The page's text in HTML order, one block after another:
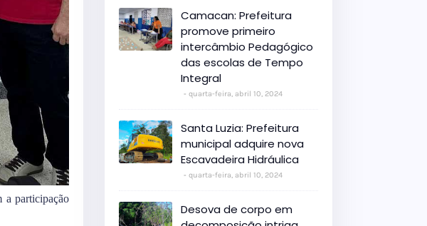
a participação
Camacan: Prefeitura
promove primeiro
intercâmbio Pedagógico
das escolas de Tempo
Integral
quarta-feira, abril 10, 2024
Santa Luzia: Prefeitura
municipal adquire nova
Escavadeira Hidráulica
quarta-feira, abril 10, 2024
Desova de corpo em